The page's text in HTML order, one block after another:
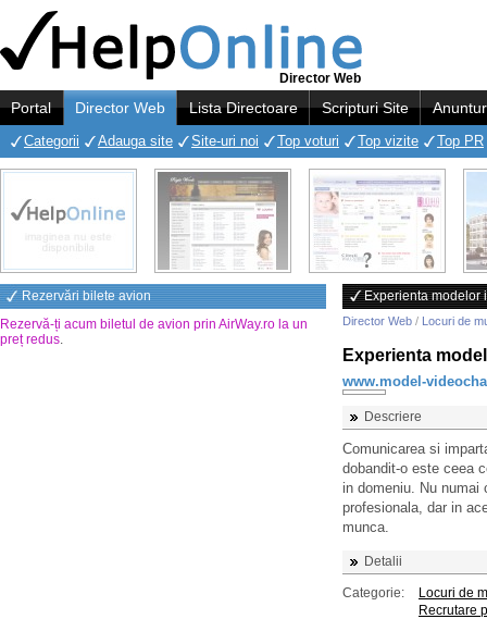
Director Web
Portal Director Web Lista Directoare Scripturi Site
Categorii Adauga site Site-uri noi Top voturi Top vizite Top PR
Rezervări bilete avion
Rezervă-ți acum biletul de avion prin AirWay.ro la un
preț redus.
Experienta modelor
Director Web / Locuri de
Experienta
www.model-
Descriere
Comunicarea si
dobandit-o este ceea
in domeniu. Nu numai
profesionala, dar in
munca.
Detalii
Categorie:
Locuri de
Recrutare